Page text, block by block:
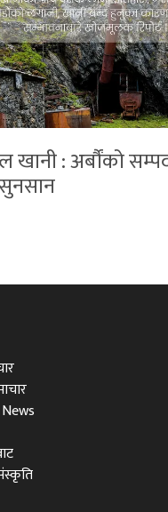
: अर्बौंको